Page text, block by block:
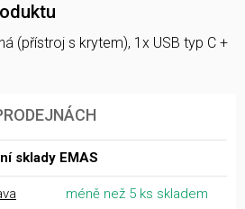
(přístroj s krytem), 1x USB typ C +
sklady EMAS
méně než 5 ks skladem